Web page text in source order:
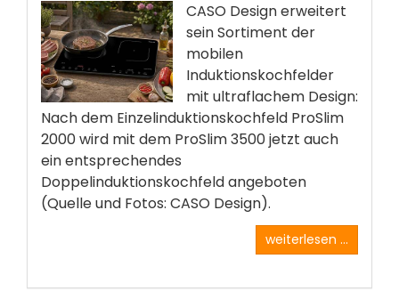
CASO Design erweitert
sein Sortiment der
mobilen
Induktionskochfelder
mit ultraflachem Design:
Nach dem Einzelinduktionskochfeld ProSlim
2000 wird mit dem ProSlim 3500 jetzt auch
ein entsprechendes
Doppelinduktionskochfeld angeboten
(Quelle und Fotos: CASO Design).
weiterlesen ...